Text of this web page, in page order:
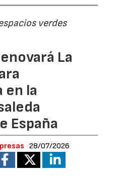
verdes
La
la
España
28/07/2026